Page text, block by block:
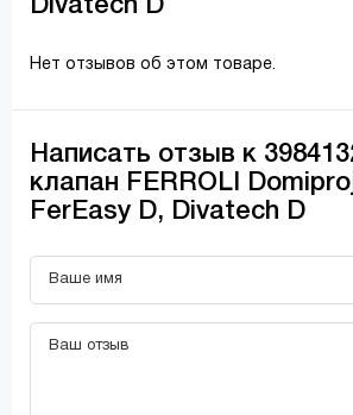
Divatech D
Нет отзывов об этом товаре.
Написать отзыв к
клапан FERROLI
FerEasy D, Divatech D